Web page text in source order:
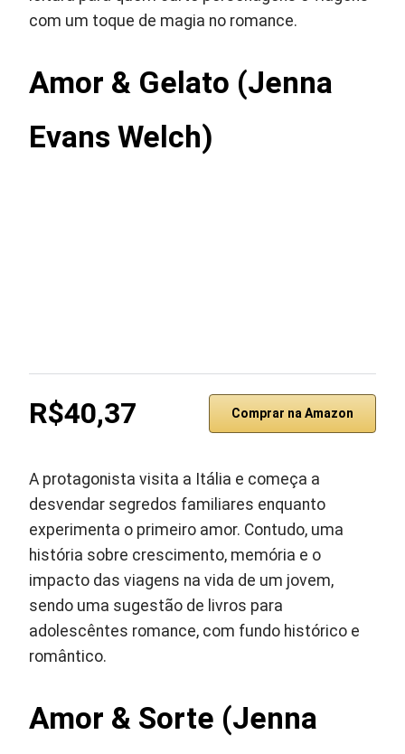
com um toque de magia no romance.
Amor & Gelato (Jenna
Evans Welch)
R$40,37 Comprar na Amazon
A protagonista visita a Itália e começa a
desvendar segredos familiares enquanto
experimenta o primeiro amor. Contudo, uma
história sobre crescimento, memória e o
impacto das viagens na vida de um jovem,
sendo uma sugestão de livros para
adolescêntes romance, com fundo histórico e
romântico.
Amor & Sorte (Jenna